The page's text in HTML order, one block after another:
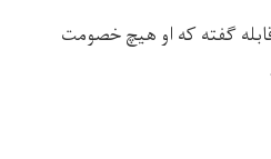
گفته که او هیچ خصومت